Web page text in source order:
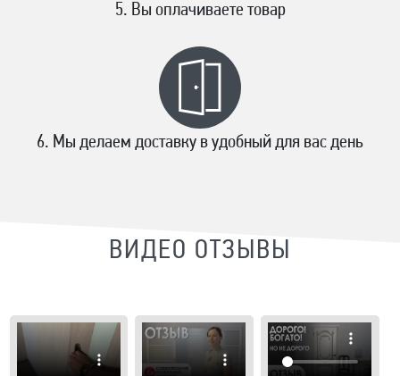
Вы оплачиваете товар
Мы делаем доставку в удобный для вас день
ВИДЕО ОТЗЫВЫ